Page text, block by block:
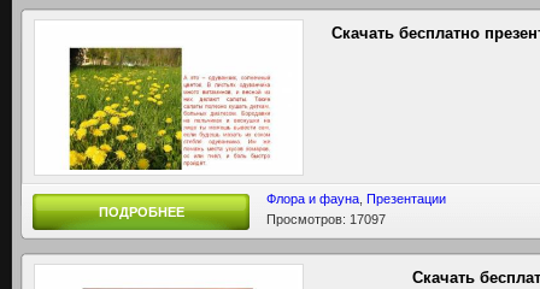
Скачать бесплатно
ПОДРОБНЕЕ
Флора и фауна Презентации
Просмотров: 17097
Скачать